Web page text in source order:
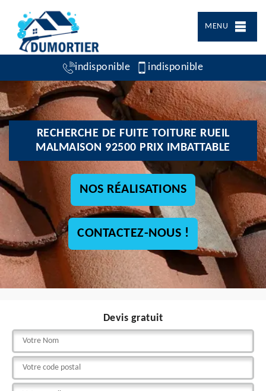
MENU
indisponible indisponible
RECHERCHE DE FUITE TOITURE RUEIL
MALMAISON 92500 PRIX IMBATTABLE
NOS RÉALISATIONS
CONTACTEZ-NOUS !
Devis gratuit